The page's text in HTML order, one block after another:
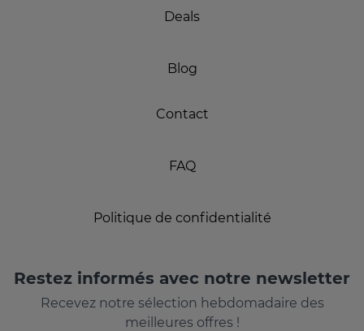
Deals
Blog
Contact
FAQ
Politique de confidentialité
Restez informés avec notre newsletter
Recevez notre sélection hebdomadaire des
meilleures offres !